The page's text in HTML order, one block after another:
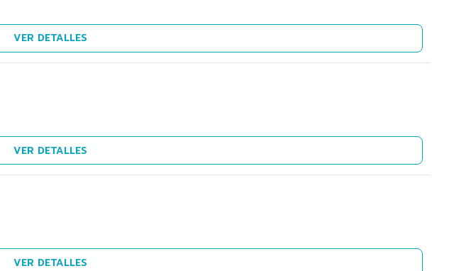
VER DETALLES
VER DETALLES
VER DETALLES